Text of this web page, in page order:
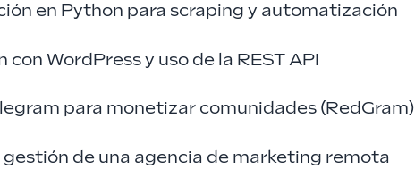
en Python para scraping y automatización
con WordPress y uso de la REST API
para monetizar comunidades (RedGram)
gestión de una agencia de marketing remota